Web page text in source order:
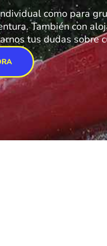
como para
También con
tus dudas sobre